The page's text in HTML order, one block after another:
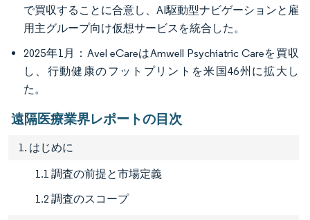
で買収することに合意し、AI駆動型ナビゲーションと雇
用主グループ向け仮想サービスを統合した。
2025年1月：Avel eCareはAmwell Psychiatric Careを買収
し、行動健康のフットプリントを米国46州に拡大し
た。
遠隔医療業界レポートの目次
1. はじめに
1.1 調査の前提と市場定義
1.2 調査のスコープ